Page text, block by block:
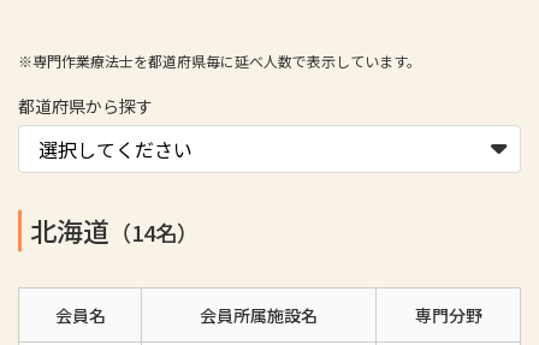
※専門作業療法士を都道府県毎に延べ人数で表示しています。
都道府県から探す
北海道 （14名）
会員名 会員所属施設名 専門分野